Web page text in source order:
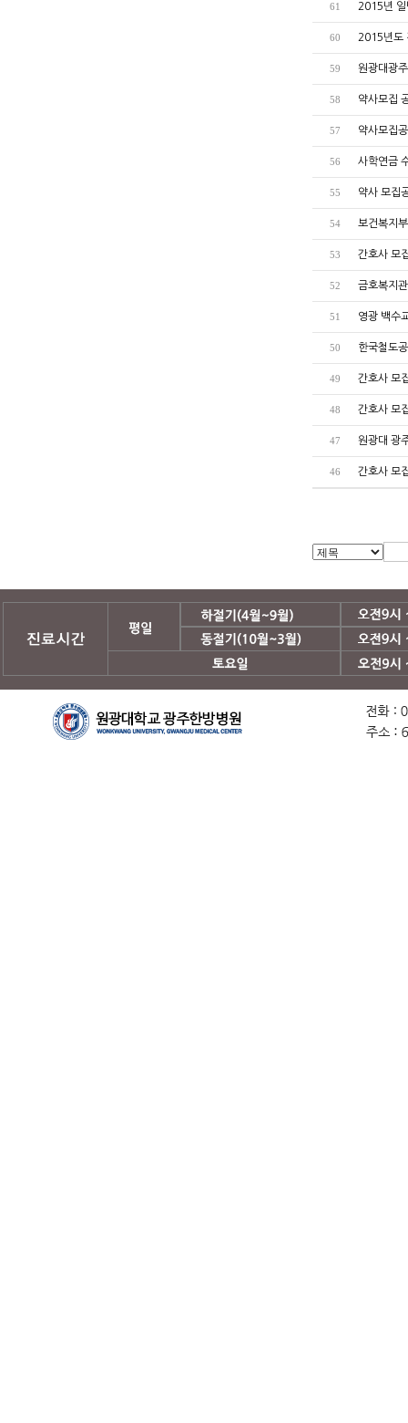
61 2015년 일
60 2015년도
59 원광대광
58 약사모집
57 약사모집
56 사학연금
55 약사 모집
54 보건복지
53 간호사 모
52 금호복지
51 영광 백수
50 한국철도
49 간호사 모
48 간호사 모
47 원광대 광
46 간호사 모